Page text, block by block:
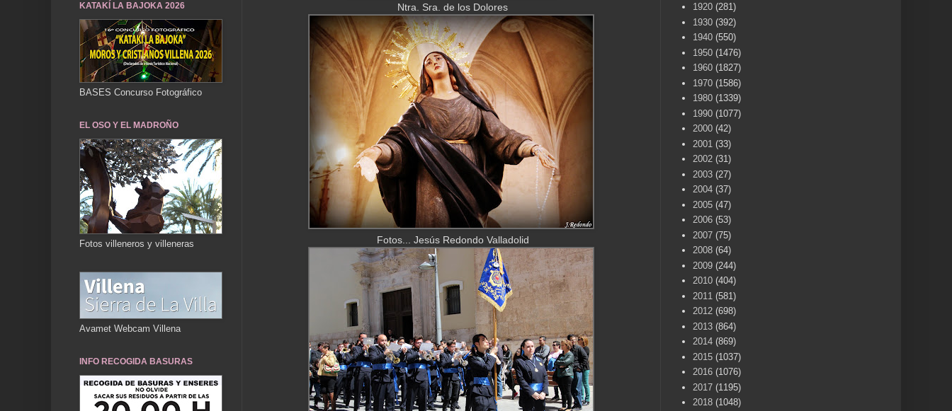
Ntra. Sra. de los Dolores
Fotos... Jesús Redondo Valladolid
KATAKÍ LA BAJOKA 2026
BASES Concurso Fotográfico
EL OSO Y EL MADROÑO
Fotos villeneros y villeneras
Avamet Webcam Villena
INFO RECOGIDA BASURAS
1920 (281)
1930 (392)
1940 (550)
1950 (1476)
1960 (1827)
1970 (1586)
1980 (1339)
1990 (1077)
2000 (42)
2001 (33)
2002 (31)
2003 (27)
2004 (37)
2005 (47)
2006 (53)
2007 (75)
2008 (64)
2009 (244)
2010 (404)
2011 (581)
2012 (698)
2013 (864)
2014 (869)
2015 (1037)
2016 (1076)
2017 (1195)
2018 (1048)